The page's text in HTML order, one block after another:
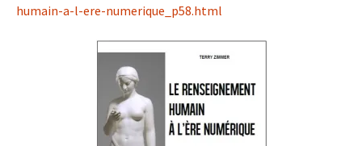
humain-a-l-ere-numerique_p58.html